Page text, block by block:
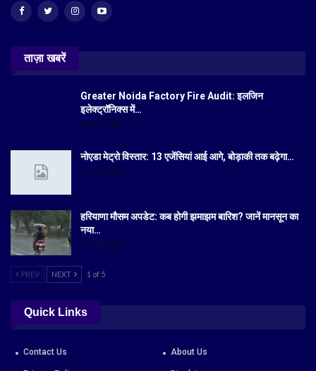
ताज़ा खबरें
Greater Noida Factory Fire Audit: इलजिन
इलेक्ट्रॉनिक्स में…
Aug 6, 2026
नोएडा मेट्रो विस्तार: 13 एजेंसियां आई आगे, बोड़ाकी तक बढ़ेगा…
Jul 19, 2026
हरियाणा मौसम अपडेट: कब होगी झमाझम बारिश? जानें मानसून का
नया…
Jul 18, 2026
PREV NEXT 1 of 5
Quick Links
Contact Us About Us